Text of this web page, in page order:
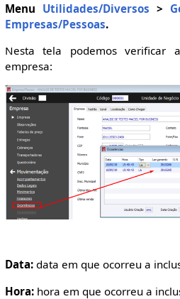
Menu Utilidades/Diversos >
Empresas/Pessoas.
Nesta tela podemos verificar
empresa:
Data:data em que ocorreu a
Hora:hora em que ocorreu a